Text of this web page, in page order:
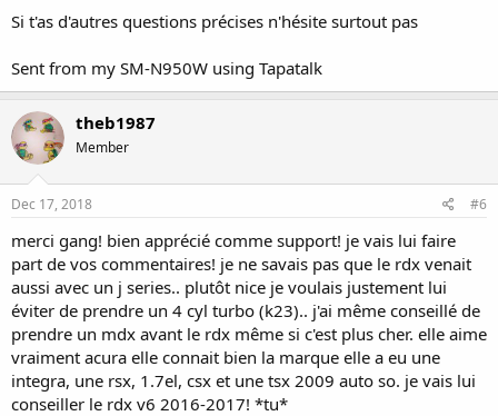
Si t'as d'autres questions précises n'hésite surtout pas
Sent from my SM-N950W using Tapatalk
theb1987
Member
Dec 17, 2018 #6
merci gang! bien apprécié comme support! je vais lui faire
part de vos commentaires! je ne savais pas que le rdx venait
aussi avec un j series.. plutôt nice je voulais justement lui
éviter de prendre un 4 cyl turbo (k23).. j'ai même conseillé de
prendre un mdx avant le rdx même si c'est plus cher. elle aime
vraiment acura elle connait bien la marque elle a eu une
integra, une rsx, 1.7el, csx et une tsx 2009 auto so. je vais lui
conseiller le rdx v6 2016-2017! *tu*